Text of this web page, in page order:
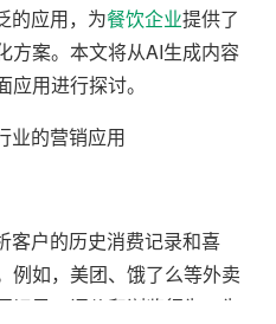
的应用，为餐饮企业提供了
方案。本文将从AI生成内容
用进行探讨。
业的营销应用
客户的历史消费记录和喜
例如，美团、饿了么等外卖
录、评价和浏览行为，为